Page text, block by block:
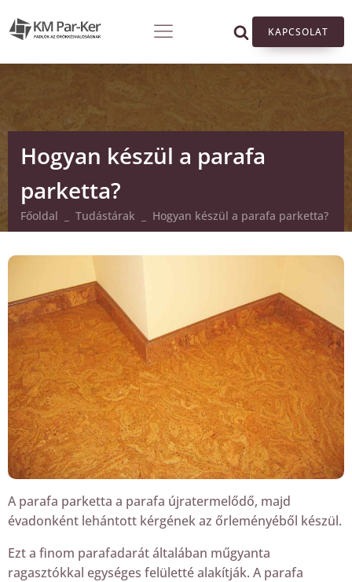
KAPCSOLAT
Hogyan készül a parafa
parketta?
Főoldal Tudástárak Hogyan készül a parafa parketta?
A parafa parketta a parafa újratermelődő, majd
évadonként lehántott kérgének az őrleményéből készül.
Ezt a finom parafadarát általában műgyanta
ragasztókkal egységes felületté alakítják. A parafa